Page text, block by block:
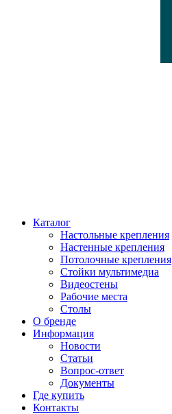
Каталог
Настольные крепления
Настенные крепления
Потолочные крепления
Стойки мультимедиа
Видеостены
Рабочие места
Столы
О бренде
Информация
Новости
Статьи
Вопрос-ответ
Документы
Где купить
Контакты